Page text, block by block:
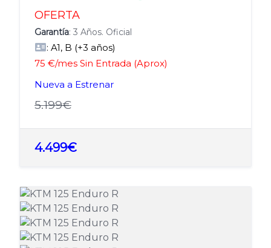
OFERTA
Garantía: 3 Años. Oficial
: A1, B (+3 años)
75 €/mes Sin Entrada (Aprox)
Nueva a Estrenar
5.199€
4.499€